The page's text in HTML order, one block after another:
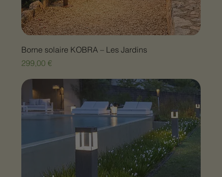
Borne solaire KOBRA – Les Jardins
Prix
299,00 €